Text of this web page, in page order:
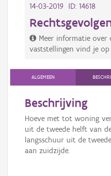
14-03-2019 ID: 14618
Meer informatie over
vaststellingen vind je op
ALGEMEEN
Beschrijving
Hoeve met tot woning
uit de tweede helft van
langsschuur uit de
aan zuidzijde.